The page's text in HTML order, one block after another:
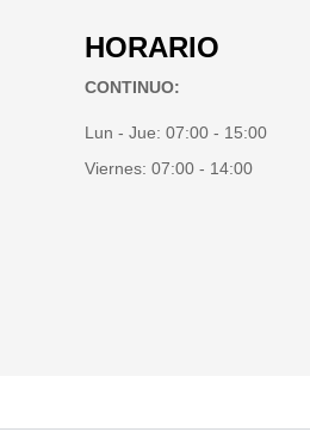
HORARIO
CONTINUO:
Lun - Jue:07:00 - 15:00
Viernes:07:00 - 14:00